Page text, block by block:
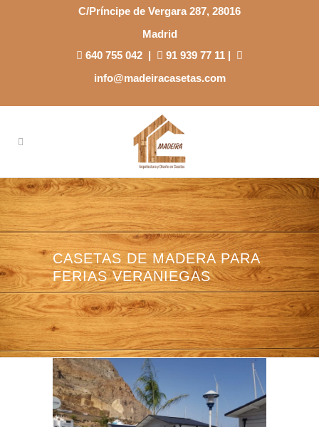
C/Príncipe de Vergara 287, 28016
Madrid
640 755 042 | 91 939 77 11 |
info@madeiracasetas.com
CASETAS DE MADERA PARA
FERIAS VERANIEGAS